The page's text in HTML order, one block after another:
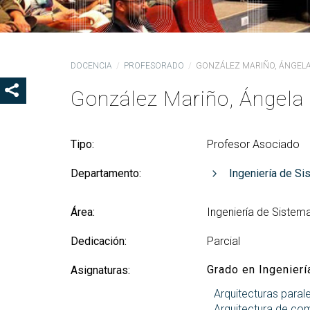
DOCENCIA PROFESORADO GONZÁLEZ MARIÑO, ÁNGELA
González Mariño, Ángela
Tipo: Profesor Asociado
Departamento: Ingeniería de
Área: Ingeniería de
Dedicación: Parcial
Asignaturas:
Grado en
Arquitecturas
SHOW SHARE BUTTONS